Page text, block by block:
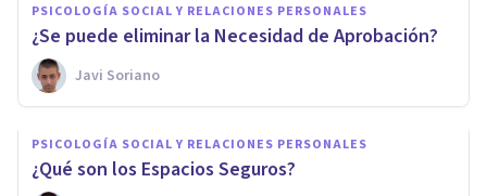
PSICOLOGÍA SOCIAL Y RELACIONES PERSONALES
¿Se puede eliminar la Necesidad de Aprobación?
Javi Soriano
PSICOLOGÍA SOCIAL Y RELACIONES PERSONALES
¿Qué son los Espacios Seguros?